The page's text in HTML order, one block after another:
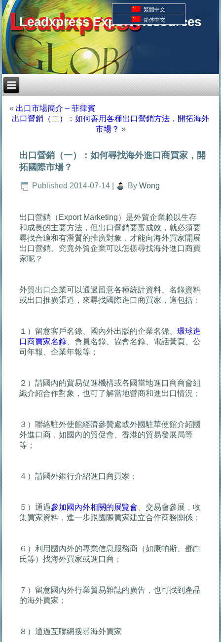
Leadxpress Export Resources
繁體中文
简体中文
« 出口市場簡介 – 菲律賓
出口營銷（二）：如何善用各種出口營銷方法，開拓海外
市場？ »
出口營銷（一）：如何尋找海外進口商買家，開
拓國際市場？
Published 2014-07-14 By Wong
出口營銷（Export Marketing）是外貿企業賴以生存
和成長的主要方法，但出口營銷要富成效，就必須要
尋找合適和有潛質的推廣對象，才能向海外買家開展
出口營銷。究竟外貿企業可以怎樣尋找海外進口商買
家呢？
外貿出口企業可以通過留意各種統計資料、名錄資料
或出口推廣渠道，來尋找國際進口商買家，這包括：
１）留意客戶名錄、國內外出版的企業名錄、環球進
口商買家名錄 、會員名錄、協會名錄、電話黃頁、公
司年報、企業年報等；
２）請國內的貿易促進機構或各國當地進口商商會組
織介紹合作對象，也可了解當地營商和進出口情況；
３）聯絡駐外使館經濟參贊處或外國駐華使館介紹國
外進口商，如國內的貿促會、香港的貿易發展局等
等；
４）請國外銀行介紹進口商買家；
５）通過參加國內外相關的展覽會 、交易會參展，收
集買家資料，進一步跟國際買家建立合作商務關係；
６）利用國內外的專業信息服務商（如康帕斯、鄧白
氏等）找海外買家或進口商；
７）留意國內外行業貿易雜誌的廣告，也可找到產品
的海外買家；
８）通過互聯網搜尋海外買家